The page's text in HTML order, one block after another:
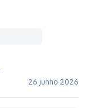
26 junho 2026